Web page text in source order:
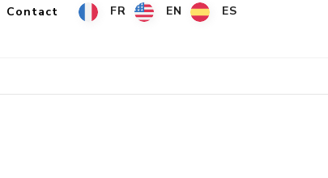
Contact FR EN ES